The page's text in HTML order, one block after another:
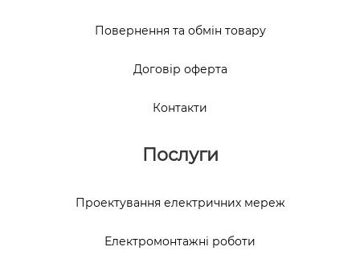
Повернення та обмін товару
Договір оферта
Контакти
Послуги
Проектування електричних мереж
Електромонтажні роботи